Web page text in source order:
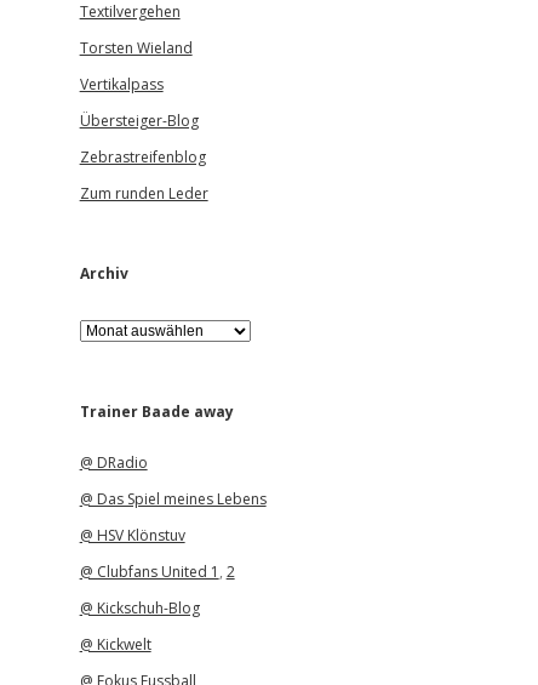
Textilvergehen
Torsten Wieland
Vertikalpass
Übersteiger-Blog
Zebrastreifenblog
Zum runden Leder
Archiv
A
r
iTrainer Baade away
@ DRadio
@ Das Spiel meines Lebens
@ HSV Klönstuv
@ Clubfans United 1 , 2
@ Kickschuh-Blog
@ Kickwelt
@ Fokus Fussball